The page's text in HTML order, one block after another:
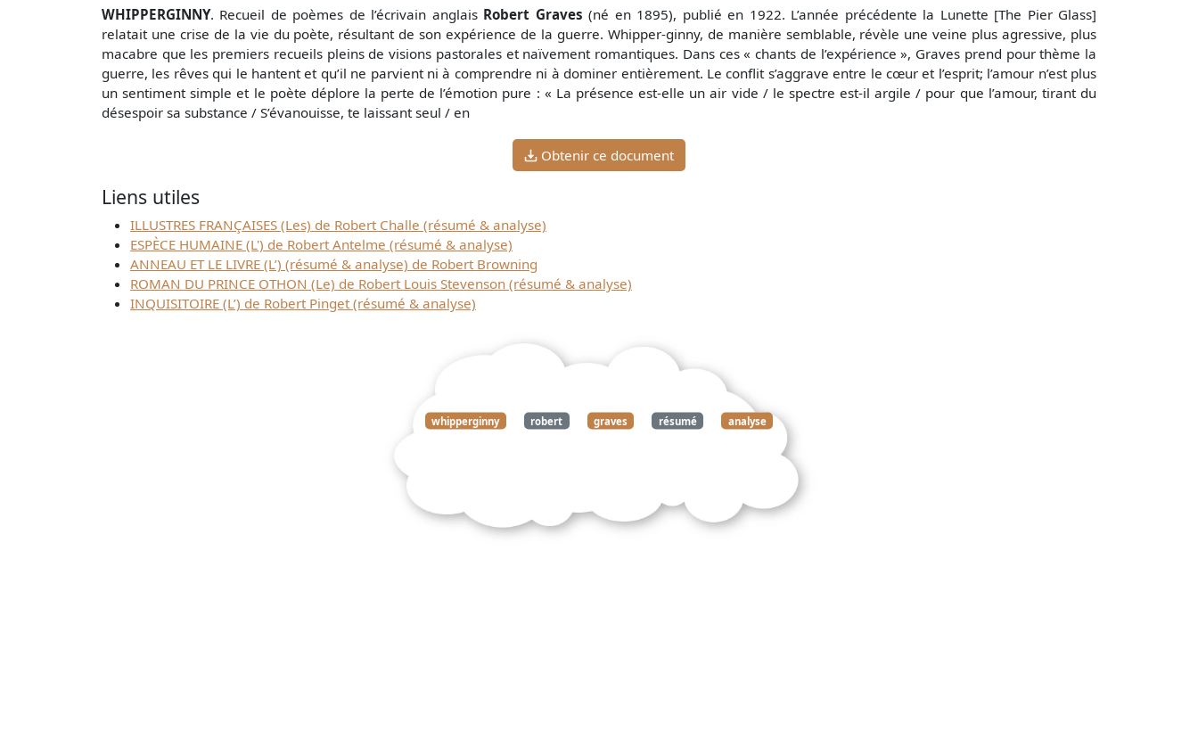
WHIPPERGINNY. Recueil de poèmes de l’écrivain anglaisRobert Graves (né en 1895), publié en 1922. L’année précédente la Lunette [The Pier Glass]
relatait une crise de la vie du poète, résultant de son expérience de la guerre. Whipper-ginny, de manière semblable, révèle une veine plus agressive, plus
macabre que les premiers recueils pleins de visions pastorales et naïvement romantiques. Dans ces « chants de l’expérience », Graves prend pour thème la
guerre, les rêves qui le hantent et qu’il ne parvient ni à comprendre ni à dominer entièrement. Le conflit s’aggrave entre le cœur et l’esprit; l’amour n’est plus
un sentiment simple et le poète déplore la perte de l’émotion pure : « La présence est-elle un air vide / le spectre est-il argile / pour que l’amour, tirant du
désespoir sa substance / S’évanouisse, te laissant seul / en
Obtenir ce document
Liens utiles
ILLUSTRES FRANÇAISES (Les) de Robert Challe (résumé & analyse)
ESPÈCE HUMAINE (L') de Robert Antelme (résumé & analyse)
ANNEAU ET LE LIVRE (L’) (résumé & analyse) de Robert Browning
ROMAN DU PRINCE OTHON (Le) de Robert Louis Stevenson (résumé & analyse)
INQUISITOIRE (L’) de Robert Pinget (résumé & analyse)
whipperginny robert graves résumé analyse